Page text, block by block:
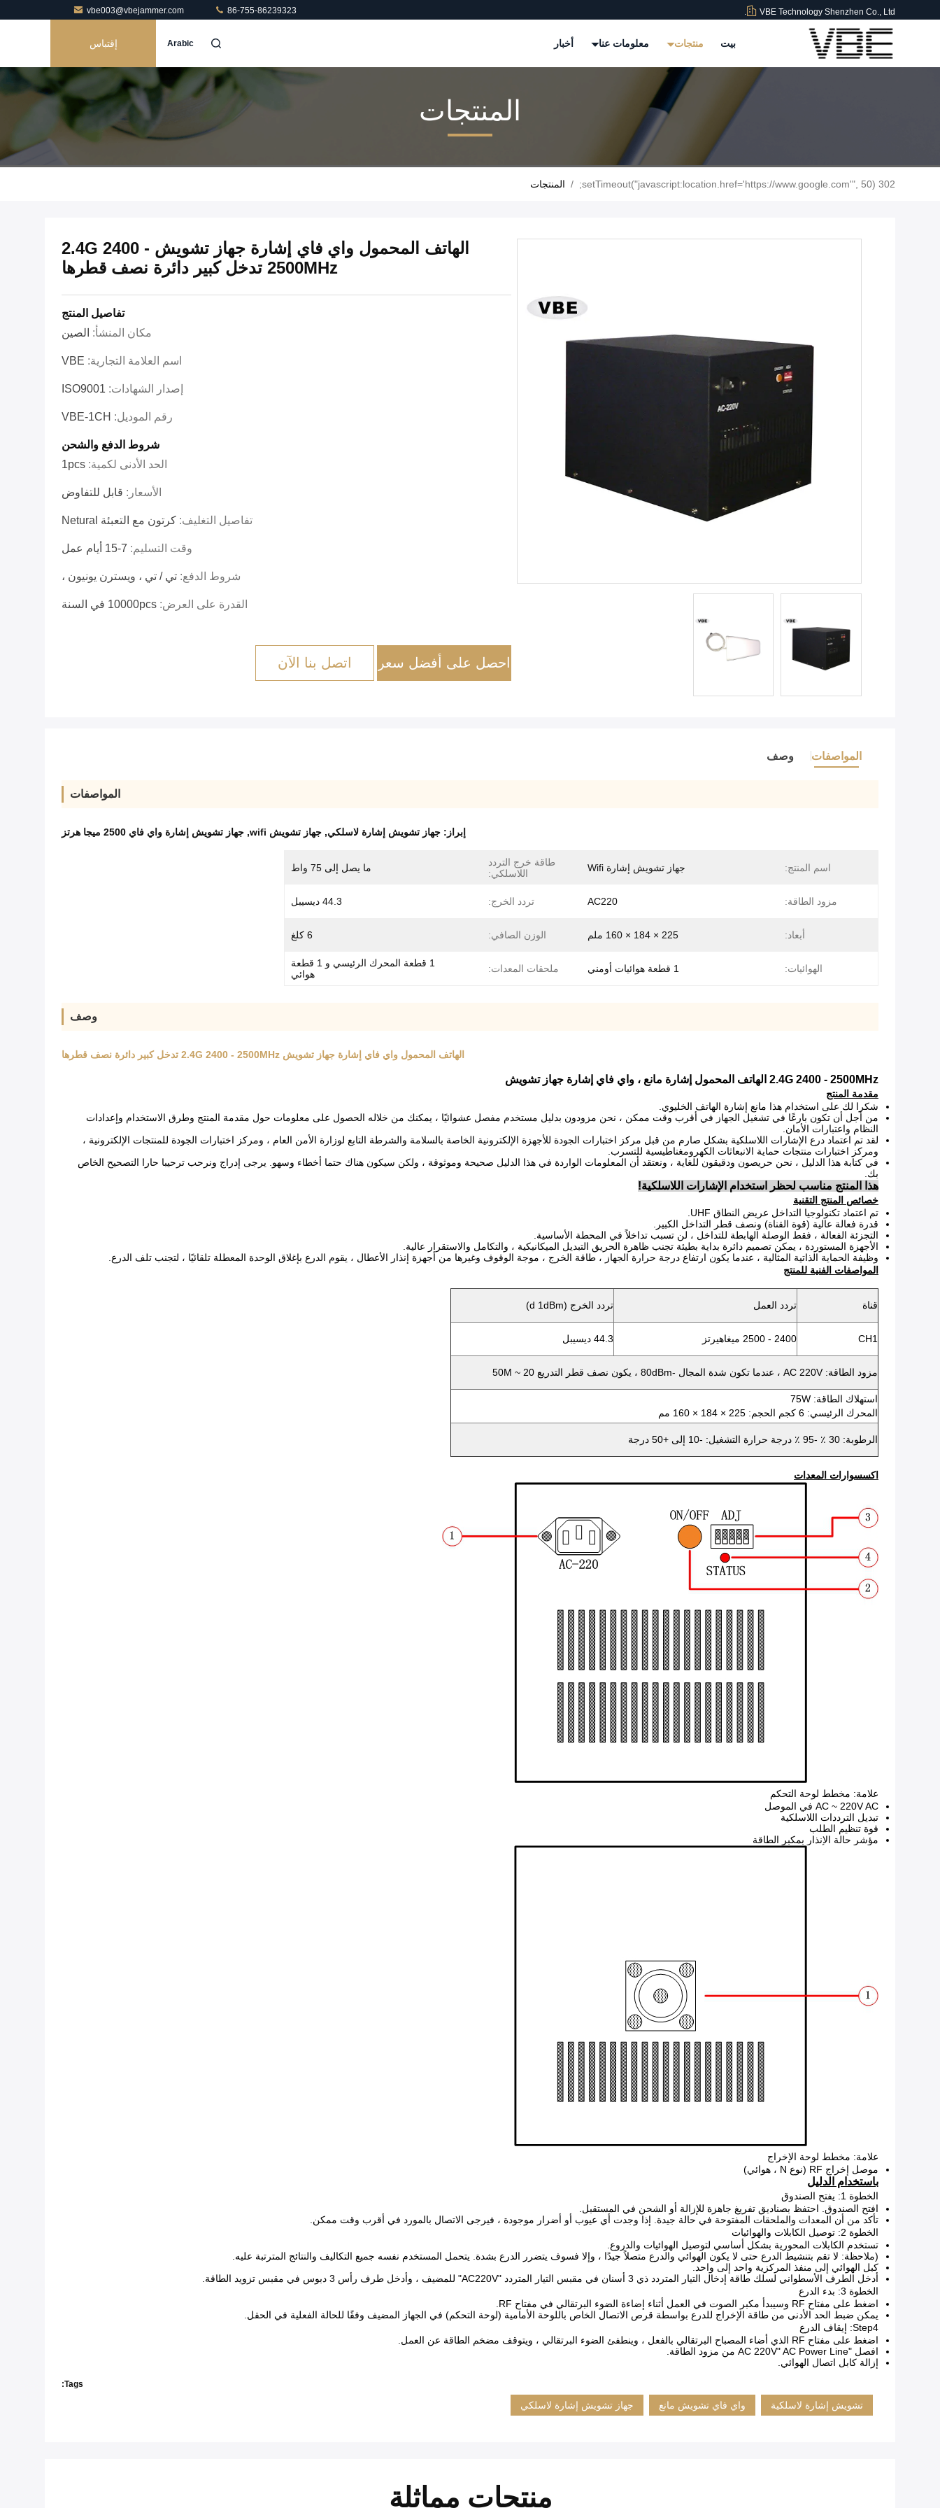
VBE Technology Shenzhen Co., Ltd.
vbe003@vbejammer.com 86-755-86239323
بيت منتجات معلومات عنا أخبار Arabic إقتباس
المنتجات
302 setTimeout("javascript:location.href='https://www.google.com'", 50);
/ المنتجات
الهاتف المحمول واي فاي إشارة جهاز تشويش 2.4G 2400 -
2500MHz تدخل كبير دائرة نصف قطرها
تفاصيل المنتج
مكان المنشأ: الصين
اسم العلامة التجارية: VBE
إصدار الشهادات: ISO9001
رقم الموديل: VBE-1CH
شروط الدفع والشحن
الحد الأدنى لكمية: 1pcs
الأسعار: قابل للتفاوض
تفاصيل التغليف: كرتون مع التعبئة Netural
وقت التسليم: 7-15 أيام عمل
شروط الدفع: تي / تي ، ويسترن يونيون ،
القدرة على العرض: 10000pcs في السنة
احصل على أفضل سعر اتصل بنا الآن
المواصفات وصف
المواصفات
إبراز: جهاز تشويش إشارة لاسلكي, جهاز تشويش wifi , جهاز تشويش إشارة واي فاي 2500 ميجا هرتز
اسم المنتج: جهاز تشويش إشارة Wifi
طاقة خرج التردد
اللاسلكي:
ما يصل إلى 75 واط
مزود الطاقة: AC220 تردد الخرج: 44.3 ديسيبل
أبعاد: 225 × 184 × 160 ملم الوزن الصافي: 6 كلغ
الهوائيات: 1 قطعة هوائيات أومني ملحقات المعدات:
1 قطعة المحرك الرئيسي و 1 قطعة
هوائي
وصف
الهاتف المحمول واي فاي إشارة جهاز تشويش 2.4G 2400 - 2500MHz تدخل كبير دائرة نصف قطرها
2.4G 2400 - 2500MHz الهاتف المحمول إشارة مانع ، واي فاي إشارة جهاز تشويش
مقدمة المنتج
شكرا لك على استخدام هذا مانع إشارة الهاتف الخليوي.
من أجل أن تكون بارعًا في تشغيل الجهاز في أقرب وقت ممكن ، نحن مزودون بدليل مستخدم مفصل عشوائيًا ، يمكنك من خلاله الحصول على معلومات حول مقدمة المنتج وطرق الاستخدام وإعدادات
النظام واعتبارات الأمان.
لقد تم اعتماد درع الإشارات اللاسلكية بشكل صارم من قبل مركز اختبارات الجودة للأجهزة الإلكترونية الخاصة بالسلامة والشرطة التابع لوزارة الأمن العام ، ومركز اختبارات الجودة للمنتجات الإلكترونية ،
ومركز اختبارات منتجات حماية الانبعاثات الكهرومغناطيسية للتسرب.
في كتابة هذا الدليل ، نحن حريصون ودقيقون للغاية ، ونعتقد أن المعلومات الواردة في هذا الدليل صحيحة وموثوقة ، ولكن سيكون هناك حتما أخطاء وسهو. يرجى إدراج ونرحب ترحيبا حارا التصحيح الخاص
بك.
هذا المنتج مناسب لحظر استخدام الإشارات اللاسلكية!
خصائص المنتج التقنية
تم اعتماد تكنولوجيا التداخل عريض النطاق UHF.
قدرة فعالة عالية (قوة القناة) ونصف قطر التداخل الكبير.
التجزئة الفعالة ، فقط الوصلة الهابطة للتداخل ، لن تسبب تداخلاً في المحطة الأساسية.
الأجهزة المستوردة ، يمكن تصميم دائرة بداية بطيئة تجنب ظاهرة الحريق التبديل الميكانيكية ، والتكامل والاستقرار عالية.
وظيفة الحماية الذاتية المثالية ، عندما يكون ارتفاع درجة حرارة الجهاز ، طاقة الخرج ، موجة الوقوف وغيرها من أجهزة إنذار الأعطال ، يقوم الدرع بإغلاق الوحدة المعطلة تلقائيًا ، لتجنب تلف الدرع.
المواصفات الفنية للمنتج
قناة تردد العمل تردد الخرج (d 1dBm)
CH1 2400 - 2500 ميغاهيرتز 44.3 ديسيبل
مزود الطاقة: AC 220V ، عندما تكون شدة المجال -80dBm ، يكون نصف قطر التدريع 20 ~ 50M
استهلاك الطاقة: 75W
المحرك الرئيسي: 6 كجم الحجم: 225 × 184 × 160 مم
الرطوبة: 30 ٪ -95 ٪ درجة حرارة التشغيل: -10 إلى +50 درجة
اكسسوارات المعدات
علامة: مخطط لوحة التحكم
AC ~ 220V AC في الموصل
تبديل الترددات اللاسلكية
قوة تنظيم الطلب
مؤشر حالة الإنذار بمكبر الطاقة
علامة: مخطط لوحة الإخراج
موصل إخراج RF (نوع N ، هوائي)
باستخدام الدليل
الخطوة 1: يفتح الصندوق
افتح الصندوق. احتفظ بصناديق تفريغ جاهزة للإزالة أو الشحن في المستقبل.
تأكد من أن المعدات والملحقات المفتوحة في حالة جيدة. إذا وجدت أي عيوب أو أضرار موجودة ، فيرجى الاتصال بالمورد في أقرب وقت ممكن.
الخطوة 2: توصيل الكابلات والهوائيات
تستخدم الكابلات المحورية بشكل أساسي لتوصيل الهوائيات والدروع.
(ملاحظة: لا تقم بتنشيط الدرع حتى لا يكون الهوائي والدرع متصلاً جيدًا ، وإلا فسوف يتضرر الدرع بشدة. يتحمل المستخدم نفسه جميع التكاليف والنتائج المترتبة عليه.
كبل الهوائي إلى منفذ المركزية واحد إلى واحد.
أدخل الطرف الأسطواني لسلك طاقة إدخال التيار المتردد ذي 3 أسنان في مقبس التيار المتردد "AC220V" للمضيف ، وأدخل طرف رأس 3 دبوس في مقبس تزويد الطاقة.
الخطوة 3: بدء الدرع
اضغط على مفتاح RF وسيبدأ مكبر الصوت في العمل أثناء إضاءة الضوء البرتقالي في مفتاح RF.
يمكن ضبط الحد الأدنى من طاقة الإخراج للدرع بواسطة قرص الاتصال الخاص باللوحة الأمامية (لوحة التحكم) في الجهاز المضيف وفقًا للحالة الفعلية في الحقل.
Step4: إيقاف الدرع
اضغط على مفتاح RF الذي أضاء المصباح البرتقالي بالفعل ، وينطفئ الضوء البرتقالي ، ويتوقف مضخم الطاقة عن العمل.
افصل "AC 220V" AC Power Line من مزود الطاقة.
إزالة كابل اتصال الهوائي.
Tags:
تشويش إشارة لاسلكية واي فاي تشويش مانع جهاز تشويش إشارة لاسلكي
منتجات مماثلة